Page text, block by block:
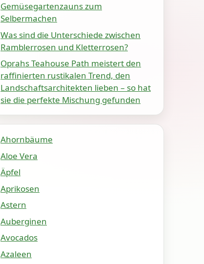
Gemüsegartenzauns zum
Selbermachen
Was sind die Unterschiede zwischen
Ramblerrosen und Kletterrosen?
Oprahs Teahouse Path meistert den
raffinierten rustikalen Trend, den
Landschaftsarchitekten lieben – so hat
sie die perfekte Mischung gefunden
Ahornbäume
Aloe Vera
Äpfel
Aprikosen
Astern
Auberginen
Avocados
Azaleen